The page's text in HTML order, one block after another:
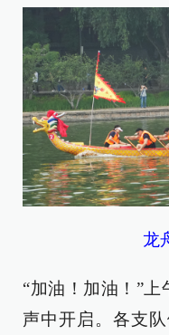
龙
“加油！加油！”
声中开启。各支